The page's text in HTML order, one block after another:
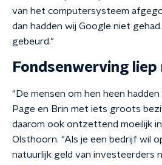
van het computersysteem
dan hadden wij Google niet
gebeurd."
Fondsenwerving liep
"De mensen om hen heen
Page en Brin met iets groots
daarom ook ontzettend moeilijk
Olsthoorn. "Als je een bedrijf wil
natuurlijk geld van investeerders